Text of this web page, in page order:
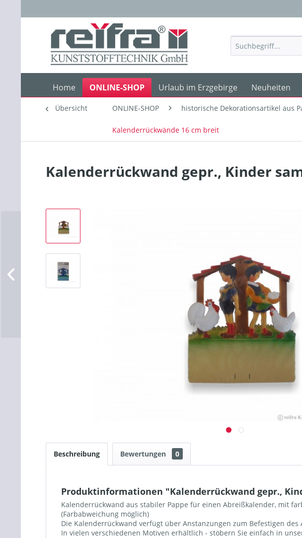
Home ONLINE-SHOP Urlaub im Erzgebirge Neuheiten
Übersicht ONLINE-SHOP historische Dekorationsartikel aus
Kalenderrückwände 16 cm breit
Kalenderrückwand gepr., Kinder
Beschreibung Bewertungen 0
Produktinformationen "Kalenderrückwand gepr.,
Kalenderrückwand aus stabiler Pappe für einen Abreißkalender, mit
(Farbabweichung möglich)
Die Kalenderrückwand verfügt über Anstanzungen zum Befestigen des
In vielen verschiedenen Motiven erhältlich - stöbern Sie einfach in